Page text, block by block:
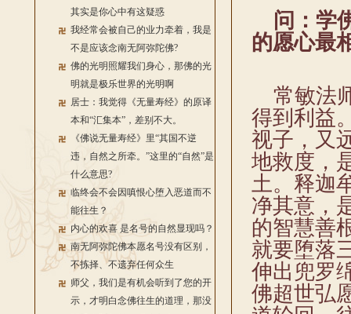
其实是你心中有这疑惑
我经常会被自己的业力牵着，我是
不是应该念南无阿弥陀佛?
佛的光明照耀我们身心，那佛的光
明就是极乐世界的光明啊
居士：我觉得《无量寿经》的原译
本和“汇集本”，差别不大。
《佛说无量寿经》里“其国不逆
违，自然之所牵。”这里的“自然”是
什么意思?
临终会不会因嗔恨心堕入恶道而不
能往生？
内心的欢喜 是名号的自然显现吗？
南无阿弥陀佛本愿名号没有区别，
不拣择、不遗弃任何众生
师父，我们是有机会听到了您的开
示，才明白念佛往生的道理，那没
问：学
的愿心最
常敏法
得到利益
视子，又
地救度，
土。释迦
净其意，
的智慧善
就要堕落
伸出兜罗
佛超世弘